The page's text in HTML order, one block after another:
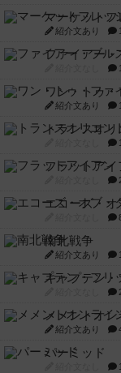
マーケットフ
紹介文あり
ファイアー・
ワン・トゥ・
紹介文あり
トランスオリ
フラットアイ
エコーズ・オ
南北戦争
紹介文あり
キャプテン
メメントオン
紹介文あり
パーミッド